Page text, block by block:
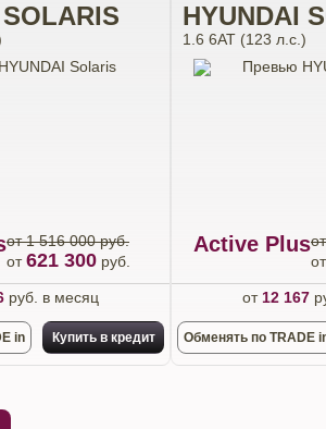
от 1 516 000 руб.
от621 300 руб.
руб. в месяц
in Купить в кредит
HYUNDAI
1.6 6АТ (123 л.с.)
Active Plus
от
от 12 167
Обменять по TRADE